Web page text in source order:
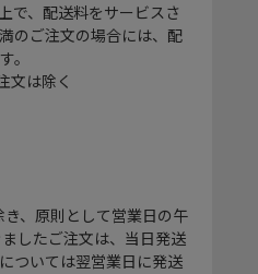
で、配送料をサービスさ
のご注文の場合には、配
。
文は除く
、原則として営業日の午
したご注文は、当日発送
ついては翌営業日に発送